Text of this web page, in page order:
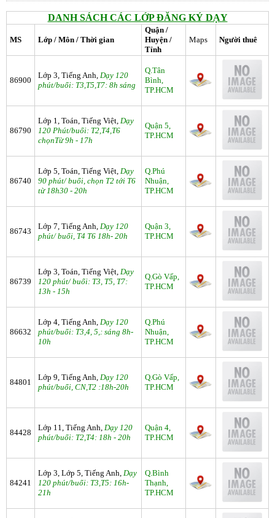
DANH SÁCH CÁC LỚP ĐĂNG KÝ DẠY
MS Lớp / Môn / Thời gian
Quận /
Huyện /
Tỉnh
Maps Người thuê
86900
Lớp 3, Tiếng Anh, Dạy 120
phút/buổi: T3,T5,T7: 8h sáng
Q.Tân
Bình,
TP.HCM
86790
Lớp 1, Toán, Tiếng Việt, Dạy
120 Phút/buổi: T2,T4,T6
chọnTừ 9h - 17h
Quận 5,
TP.HCM
86740
Lớp 5, Toán, Tiếng Việt, Dạy
90 phút/ buổi, chọn T2 tới T6
từ 18h30 - 20h
Q.Phú
Nhuận,
TP.HCM
86743
Lớp 7, Tiếng Anh, Dạy 120
phút/ buổi, T4 T6 18h- 20h
Quận 3,
TP.HCM
86739
Lớp 3, Toán, Tiếng Việt, Dạy
120 phút/ buổi: T3, T5, T7:
13h - 15h
Q.Gò Vấp,
TP.HCM
86632
Lớp 4, Tiếng Anh, Dạy 120
phút/buổi: T3,4, 5,: sáng 8h-
10h
Q.Phú
Nhuận,
TP.HCM
84801
Lớp 9, Tiếng Anh, Dạy 120
phút/buổi, CN,T2 :18h-20h
Q.Gò Vấp,
TP.HCM
84428
Lớp 11, Tiếng Anh, Dạy 120
phút/buổi: T2,T4: 18h - 20h
Quận 4,
TP.HCM
84241
Lớp 3, Lớp 5, Tiếng Anh, Dạy
120 phút/buổi: T3,T5: 16h-
21h
Q.Bình
Thạnh,
TP.HCM